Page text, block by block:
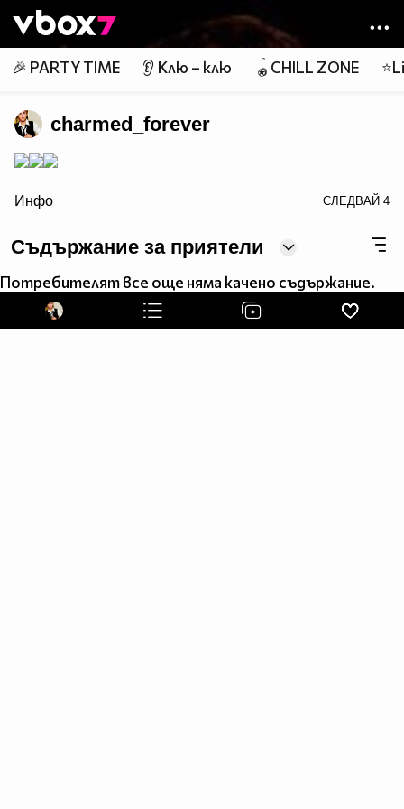
👾
🎉 PARTY TIME 👂 Клю – клю 🪀CHILL ZONE
charmed_forever
Инфо СЛЕДВАЙ 4
Съдържание за приятели
Потребителят все още няма качено съдържание.